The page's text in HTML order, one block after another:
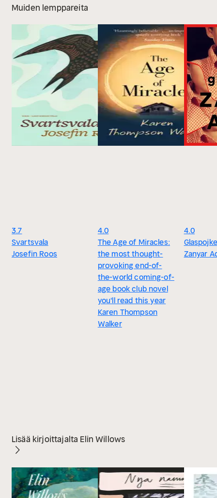
Muiden lemppareita
3.7
Svartsvala
Josefin Roos
4.0
The Age of Miracles:
the most thought-
provoking end-of-
the-world coming-of-
age book club novel
you'll read this year
Karen Thompson
Walker
4.0
Zanyar
Lisää kirjoittajalta Elin Willows